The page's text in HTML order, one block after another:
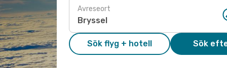
Avreseort
Sök flyg + hotell Sök